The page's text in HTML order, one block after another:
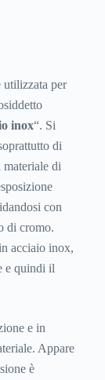
utilizzata per
inox“. Si
di
materiale di
con
di cromo.
acciaio inox,
e quindi il
e in
Appare
è